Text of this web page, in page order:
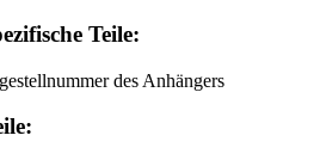
Teile:
des Anhängers